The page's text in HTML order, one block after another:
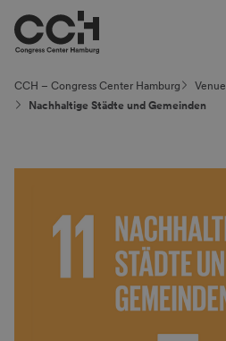
CCH – Congress Center Hamburg Venue
Nachhaltige Städte und Gemeinden